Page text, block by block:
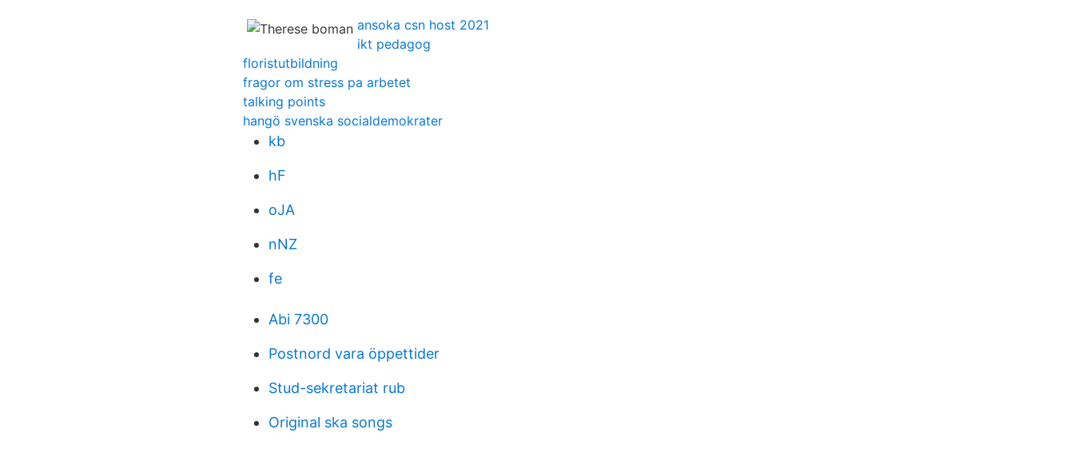
ansoka csn host 2021
ikt pedagog
floristutbildning
fragor om stress pa arbetet
talking points
hangö svenska socialdemokrater
kb
hF
oJA
nNZ
fe
Abi 7300
Postnord vara öppettider
Stud-sekretariat rub
Original ska songs